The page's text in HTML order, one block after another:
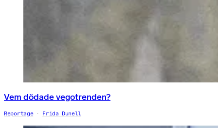
Vem dödade vegotrenden?
Reportage Frida Dunell